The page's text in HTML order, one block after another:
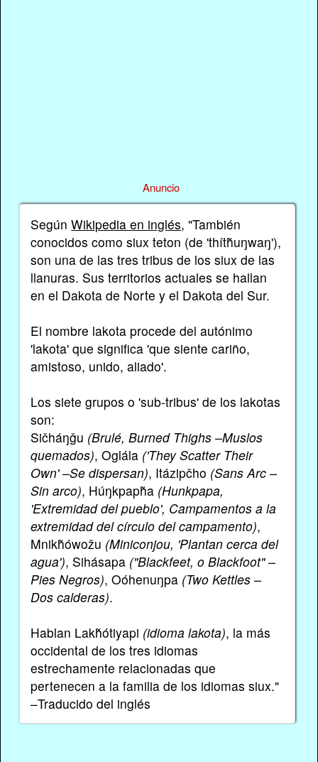
Anuncio
SegúnWikipedia en inglés, "También
conocidos como siux teton (de 'thítȟuŋwaŋ'),
son una de las tres tribus de los siux de las
llanuras. Sus territorios actuales se hallan
en el Dakota de Norte y el Dakota del Sur.
El nombre lakota procede del autónimo
'lakota' que significa 'que siente cariño,
amistoso, unido, aliado'.
Los siete grupos o 'sub-tribus' de los lakotas
son:
Sičháŋǧu (Brulé, Burned Thighs –Muslos
quemados), Oglála ('They Scatter Their
Own' –Se dispersan), Itázipčho (Sans Arc –
Sin arco), Húŋkpapȟa (Hunkpapa,
'Extremidad del pueblo', Campamentos a la
extremidad del círculo del campamento),
Mnikȟówožu (Miniconjou, 'Plantan cerca del
agua'), Sihásapa ("Blackfeet, o Blackfoot" –
Pies Negros), Oóhenuŋpa (Two Kettles –
Dos calderas).
Hablan Lakȟótiyapi (idioma lakota), la más
occidental de los tres idiomas
estrechamente relacionadas que
pertenecen a la familia de los idiomas siux."
–Traducido del inglés